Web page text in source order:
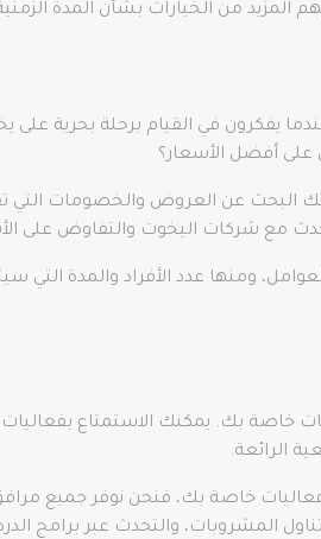
المزيد من الخيارات بشأن المدة
يفكرون في القيام برحلة بحرية
أفضل الأسعار؟
البحث عن العروض والخصومات التي
مع شركات اليخوت والتفاوض على
ومنها عدد الأفراد والمدة التي
بك. يمكنك الاستمتاع بفعاليات
الرائعة.
فعاليات خاصة بك، فنحن نوفر جميع
المشروبات، والتحدث عبر برامج